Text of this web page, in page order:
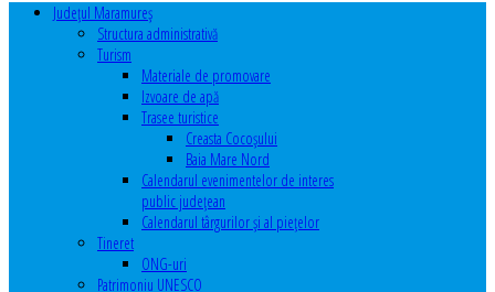
Judeţul Maramureş
Structura administrativă
Turism
Materiale de promovare
Izvoare de apă
Trasee turistice
Creasta Cocoșului
Baia Mare Nord
Calendarul evenimentelor de interes
public judeţean
Calendarul târgurilor şi al pieţelor
Tineret
ONG-uri
Patrimoniu UNESCO